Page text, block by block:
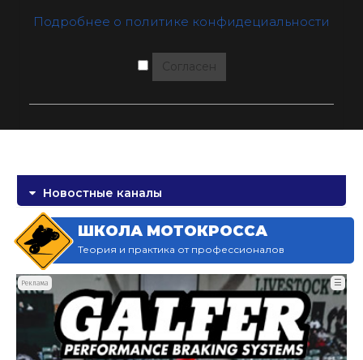
Подробнее о политике конфидециальности
Согласен
Новостные каналы
ШКОЛА МОТОКРОССА
Теория и практика от профессионалов
Реклама ☰